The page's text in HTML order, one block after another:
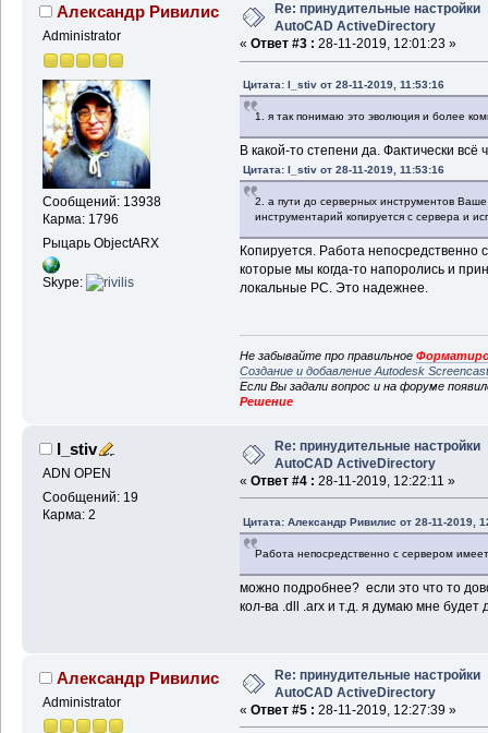
Александр Ривилис
Administrator
Сообщений: 13938
Карма: 1796
Рыцарь ObjectARX
Skype:
Re: принудительные настройки
AutoCAD ActiveDirectory
« Ответ #3 : 28-11-2019, 12:01:23 »
Цитата: I_stiv от 28-11-2019, 11:53:16
1. я так понимаю это эволюция и более
В какой-то степени да. Фактически
Цитата: I_stiv от 28-11-2019, 11:53:16
2. а пути до серверных инструментов
инструментарий копируется с сервера и
Копируется. Работа
которые мы когда-то напоролись и
локальные PC. Это надежнее.
Не забывайте про правильное
Создание и добавление Autodesk
Если Вы задали вопрос и на форуме
Решение
I_stiv
ADN OPEN
Сообщений: 19
Карма: 2
Re: принудительные настройки
AutoCAD ActiveDirectory
« Ответ #4 : 28-11-2019, 12:22:11 »
Цитата: Александр Ривилис от 28-11-2019,
Работа непосредственно с сервером
можно подробнее? если это что то
кол-ва .dll .arx и т.д. я думаю мне будет
Александр Ривилис
Administrator
Re: принудительные настройки
AutoCAD ActiveDirectory
« Ответ #5 : 28-11-2019, 12:27:39 »